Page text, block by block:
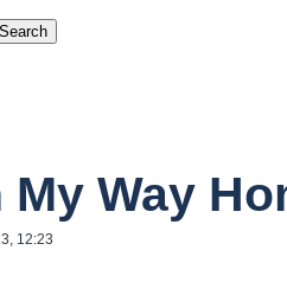
My Way
12:23